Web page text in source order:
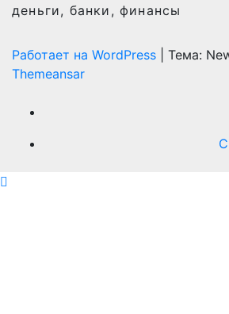
деньги, банки, финансы
Работает на WordPress
Тема:
Themeansar